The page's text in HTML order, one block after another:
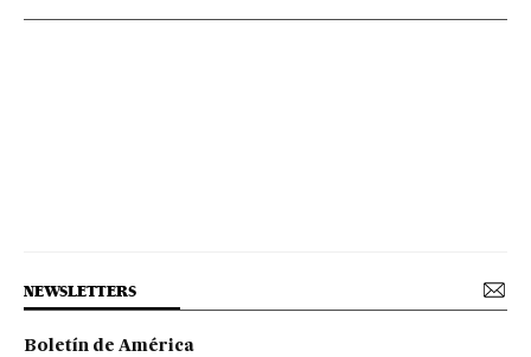
NEWSLETTERS
Boletín de América